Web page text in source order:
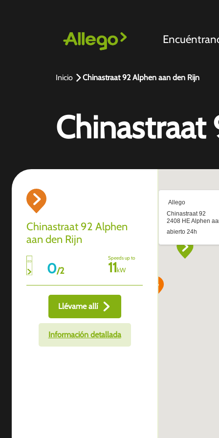
Inicio Chinastraat 92 Alphen aan den Rijn
Chinastraat
Chinastraat 92 Alphen
aan den Rijn
0/2
Speeds up to
11kW
Llévame allí
Información detallada